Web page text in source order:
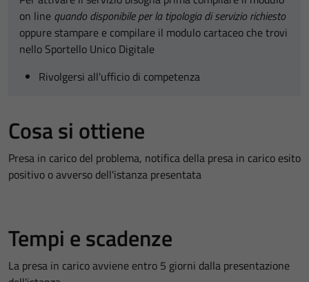
on line quando disponibile per la tipologia di servizio richiesto
oppure stampare e compilare il modulo cartaceo che trovi
nello Sportello Unico Digitale
Rivolgersi all'ufficio di competenza
Cosa si ottiene
Presa in carico del problema, notifica della presa in carico esito
positivo o avverso dell'istanza presentata
Tempi e scadenze
La presa in carico avviene entro 5 giorni dalla presentazione